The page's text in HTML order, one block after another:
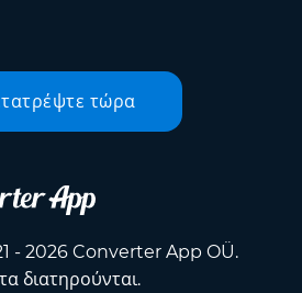
τώρα
- 2026 Converter App OÜ.
διατηρούνται.